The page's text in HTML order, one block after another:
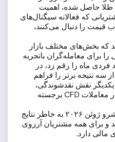
طلا حاصل شده، اهمیت
که فعالانه سیگنال‌های
قیمت را دنبال می‌کنند،
که بخش‌های مختلف بازار
برای معامله‌گران باتجربه
فردی ماه را رقم زد، در
سه نتیجه برتر را فراهم
یکدیگر نقش نقدشوندگی،
نوسان و تحلیل منضبط را در معاملات CFD برجسته
NordFX به معامله‌گران پیشرو ژوئن ۲۰۲۶ به خاطر نتایج
برای همه مشتریان آرزوی
مالی دارد.